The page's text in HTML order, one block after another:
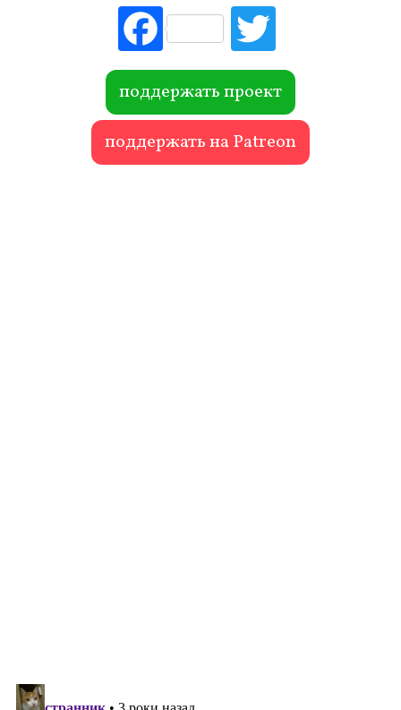
Fac
ebo
ok r
поддержать проект
поддержать на Patreon